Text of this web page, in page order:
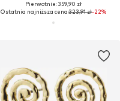
Pierwotnie: 359,90 zł
Ostatnia najniższa cena:323,91 zł-22%